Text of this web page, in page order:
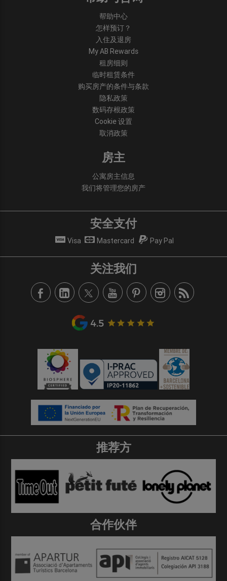
帮助中心
怎样预订？
入住及退房
My AB Rewards
租房细则
临时租赁条件
购买房产的条件与条款
隐私政策
数码存根政策
Cookie 设置
取消政策
房主
公寓房主信息
我们将管理您的房产
安全支付
Visa Mastercard Pay Pal
关注我们
推荐方
合作伙伴